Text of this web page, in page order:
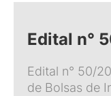
Edital n°
Edital n° 50/
de Bolsas de